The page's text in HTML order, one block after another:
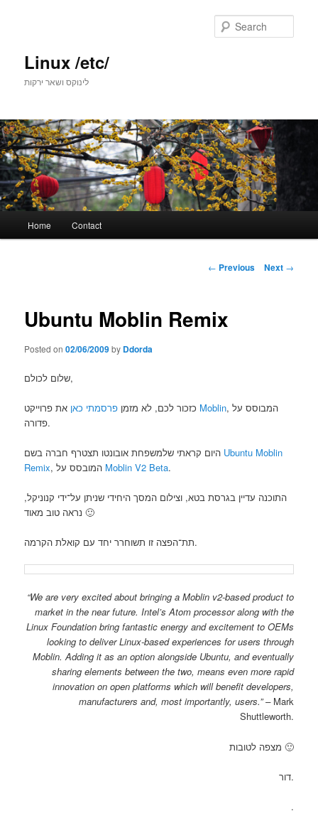
Linux /etc/
לינוקס ושאר ירקות
Home Contact
Post
← Previous Next →
Ubuntu Moblin Remix
Posted on02/06/2009by Ddorda
שלום לכולם,
כזכור לכם, לא מזמן פרסמתי כאן Moblin, המבוסס על
פדורה.
Ubuntu Moblin
Remix
Moblin V2 Beta.
התוכנה עדיין בגרסת בטא, וצילום המסך היחידי שניתן על־ידי קנוניקל,
נראה טוב מאוד 🙂
תת־הפצה זו תשוחרר יחד עם קואלת הקרמה.
“We are very excited about bringing a Moblin v2-based product to
market in the near future. Intel’s Atom processor along with the
Linux Foundation bring fantastic energy and excitement to OEMs
looking to deliver Linux-based experiences for users through
Moblin. Adding it as an option alongside Ubuntu, and eventually
sharing elements between the two, means even more rapid
innovation on open platforms which will benefit developers,
manufacturers and, most importantly, users.” – Mark
Shuttleworth.
מצפה לטובות 🙂
דור.
.